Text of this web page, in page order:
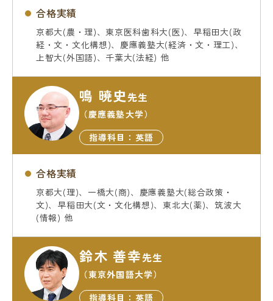
合格実績
京都大(農・理)、東京医科歯科大(医)、早稲田大(政
経・文・文化構想)、慶應義塾大(経済・文・理工)、
上智大(外国語)、千葉大(法経) 他
鳴 暁史先生
（慶應義塾大学）
指導科目：英語
合格実績
京都大(理)、一橋大(商)、慶應義塾大(総合政策・
文)、早稲田大(文・文化構想)、東北大(薬)、筑波大
(情報) 他
鈴木 善幸先生
（東京外国語大学）
指導科目：英語